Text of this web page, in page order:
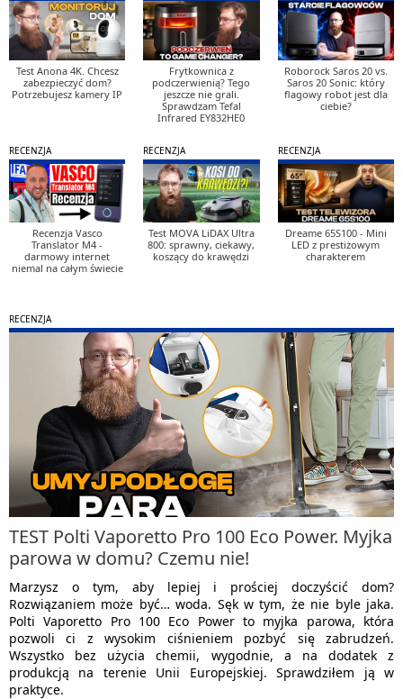
Test Anona 4K. Chcesz
zabezpieczyć dom?
Potrzebujesz kamery IP
Frytkownica z
podczerwienią? Tego
jeszcze nie grali.
Sprawdzam Tefal
Infrared EY832HE0
Roborock Saros 20 vs.
Saros 20 Sonic: który
flagowy robot jest dla
ciebie?
RECENZJA
Recenzja Vasco
Translator M4 -
darmowy internet
niemal na całym świecie
RECENZJA
Test MOVA LiDAX Ultra
800: sprawny, ciekawy,
koszący do krawędzi
RECENZJA
Dreame 65S100 - Mini
LED z prestiżowym
charakterem
RECENZJA
TEST Polti Vaporetto Pro 100 Eco Power. Myjka
parowa w domu? Czemu nie!
Marzysz o tym, aby lepiej i prościej doczyścić dom?
Rozwiązaniem może być… woda. Sęk w tym, że nie byle jaka.
Polti Vaporetto Pro 100 Eco Power to myjka parowa, która
pozwoli ci z wysokim ciśnieniem pozbyć się zabrudzeń.
Wszystko bez użycia chemii, wygodnie, a na dodatek z
produkcją na terenie Unii Europejskiej. Sprawdziłem ją w
praktyce.